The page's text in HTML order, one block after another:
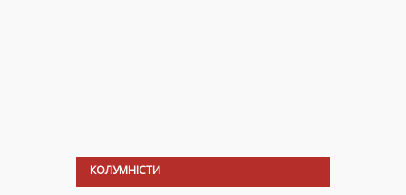
КОЛУМНІСТИ